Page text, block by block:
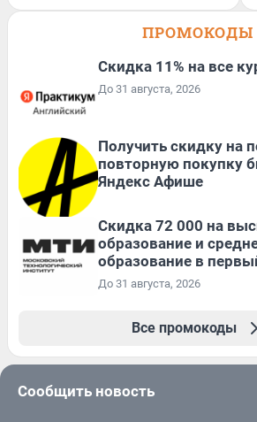
ПРОМОКОДЫ
Скидка 11% на все
До 31 августа, 2026
Получить скидку на
повторную покупку
Яндекс Афише
Скидка 72 000 на
образование и
образование в
До 31 августа, 2026
Все промокоды
Сообщить новость